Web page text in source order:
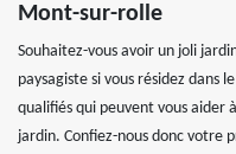
Mont-sur-rolle
Souhaitez-vous avoir un joli
paysagiste si vous résidez dans
qualifiés qui peuvent vous aider
jardin. Confiez-nous donc votre